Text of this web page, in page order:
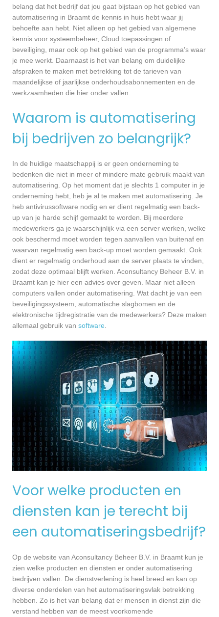
belang dat het bedrijf dat jou gaat bijstaan op het gebied van
automatisering in Braamt de kennis in huis hebt waar jij
behoefte aan hebt. Niet alleen op het gebied van algemene
kennis voor systeembeheer, Cloud toepassingen of
beveiliging, maar ook op het gebied van de programma’s waar
je mee werkt. Daarnaast is het van belang om duidelijke
afspraken te maken met betrekking tot de tarieven van
maandelijkse of jaarlijkse onderhoudsabonnementen en de
werkzaamheden die hier onder vallen.
Waarom is automatisering
bij bedrijven zo belangrijk?
In de huidige maatschappij is er geen onderneming te
bedenken die niet in meer of mindere mate gebruik maakt van
automatisering. Op het moment dat je slechts 1 computer in je
onderneming hebt, heb je al te maken met automatisering. Je
heb antivirussoftware nodig en er dient regelmatig een back-
up van je harde schijf gemaakt te worden. Bij meerdere
medewerkers ga je waarschijnlijk via een server werken, welke
ook beschermd moet worden tegen aanvallen van buitenaf en
waarvan regelmatig een back-up moet worden gemaakt. Ook
dient er regelmatig onderhoud aan de server plaats te vinden,
zodat deze optimaal blijft werken. Aconsultancy Beheer B.V. in
Braamt kan je hier een advies over geven. Maar niet alleen
computers vallen onder automatisering. Wat dacht je van een
beveiligingssysteem, automatische slagbomen en de
elektronische tijdregistratie van de medewerkers? Deze maken
allemaal gebruik van software.
Voor welke producten en
diensten kan je terecht bij
een automatiseringsbedrijf?
Op de website van Aconsultancy Beheer B.V. in Braamt kun je
zien welke producten en diensten er onder automatisering
bedrijven vallen. De dienstverlening is heel breed en kan op
diverse onderdelen van het automatiseringsvlak betrekking
hebben. Zo is het van belang dat er mensen in dienst zijn die
verstand hebben van de meest voorkomende